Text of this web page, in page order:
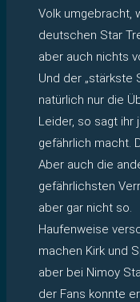
Volk umgebracht,
deutschen Star
aber auch nichts
Und der „stärkste
natürlich nur die
Leider, so sagt ihr
gefährlich macht.
Aber auch die
gefährlichsten
aber gar nicht so.
Haufenweise
machen Kirk und
aber bei Nimoy
der Fans konnte